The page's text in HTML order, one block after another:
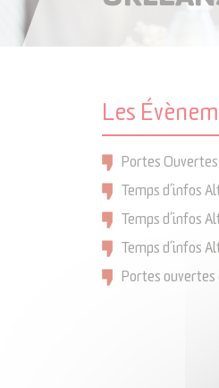
Les
Portes Ouvertes
Temps d’infos
Temps d’infos
Temps d’infos
Portes ouvertes